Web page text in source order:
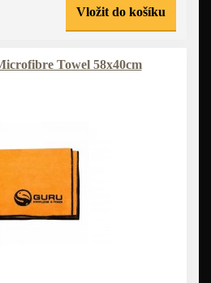
Vložit do košíku
Towel 58x40cm